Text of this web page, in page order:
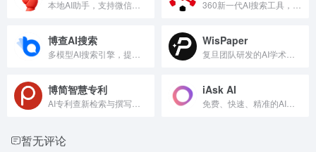
博查AI搜索 WisPaper
博简智慧专利 iAsk AI
暂无评论